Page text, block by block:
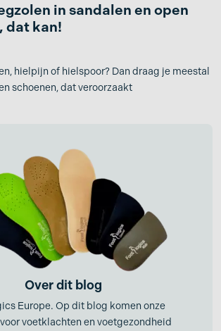
in sandalen en open
dat kan!
hielpijn of hielspoor? Dan draag je meestal
schoenen, dat veroorzaakt
Over dit blog
Europe. Op dit blog komen onze
voetklachten en voetgezondheid